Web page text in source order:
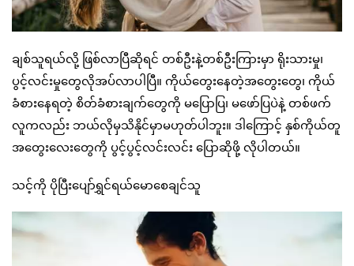
ချစ်သူရယ်လို့ ဖြစ်လာပြီဆိုရင် တစ်ဦးနဲ့တစ်ဦးကြားမှာ ရိုးသားမှု၊
ပွင့်လင်းမှုတွေလိုအပ်လာပါပြီ။ ကိုယ်တွေးနေတဲ့အတွေးတွေ၊ ကိုယ်
ခံစားနေရတဲ့ စိတ်ခံစားချက်တွေကို မပြောပြ၊ မဖော်ပြပဲနဲ့ တစ်ဖက်
လူကလည်း ဘယ်လိုမှသိနိုင်မှာမဟုတ်ပါဘူး။ ဒါကြောင့် နှစ်ကိုယ်တူ
အတွေးလေးတွေကို ပွင့်ပွင့်လင်းလင်း ပြောဆိုဖို့ လိုပါတယ်။
သင့်ကို ပိုပြီးပျော်ရွှင်ရယ်မောစေချင်သူ